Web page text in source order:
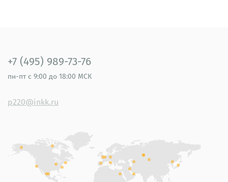
+7 (495) 989-73-76
пн-пт с 9:00 до 18:00 МСК
p220@inkk.ru